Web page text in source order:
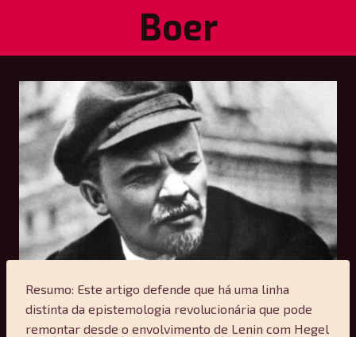
Boer
Resumo: Este artigo defende que há uma linha
distinta da epistemologia revolucionária que pode
remontar desde o envolvimento de Lenin com Hegel